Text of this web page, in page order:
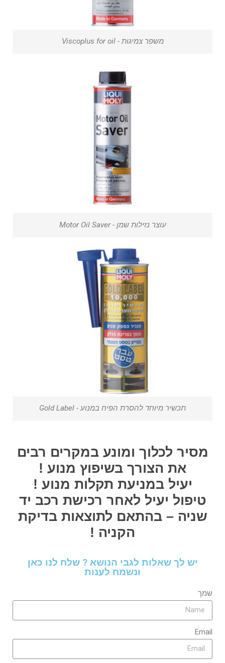
משפר צמיגות - Viscoplus for oil
עוצר נזילות שמן - Motor Oil Saver
תכשיר מיוחד להסרת הפיח במנוע - Gold Label
מסיר לכלוך ומונע במקרים רבים
את הצורך בשיפוץ מנוע !
יעיל במניעת תקלות מנוע !
טיפול יעיל לאחר רכישת רכב יד
שניה – בהתאם לתוצאות בדיקת
הקניה !
יש לך שאלות לגבי הנושא ? שלח לנו כאן
ונשמח לענות
שמך
Email